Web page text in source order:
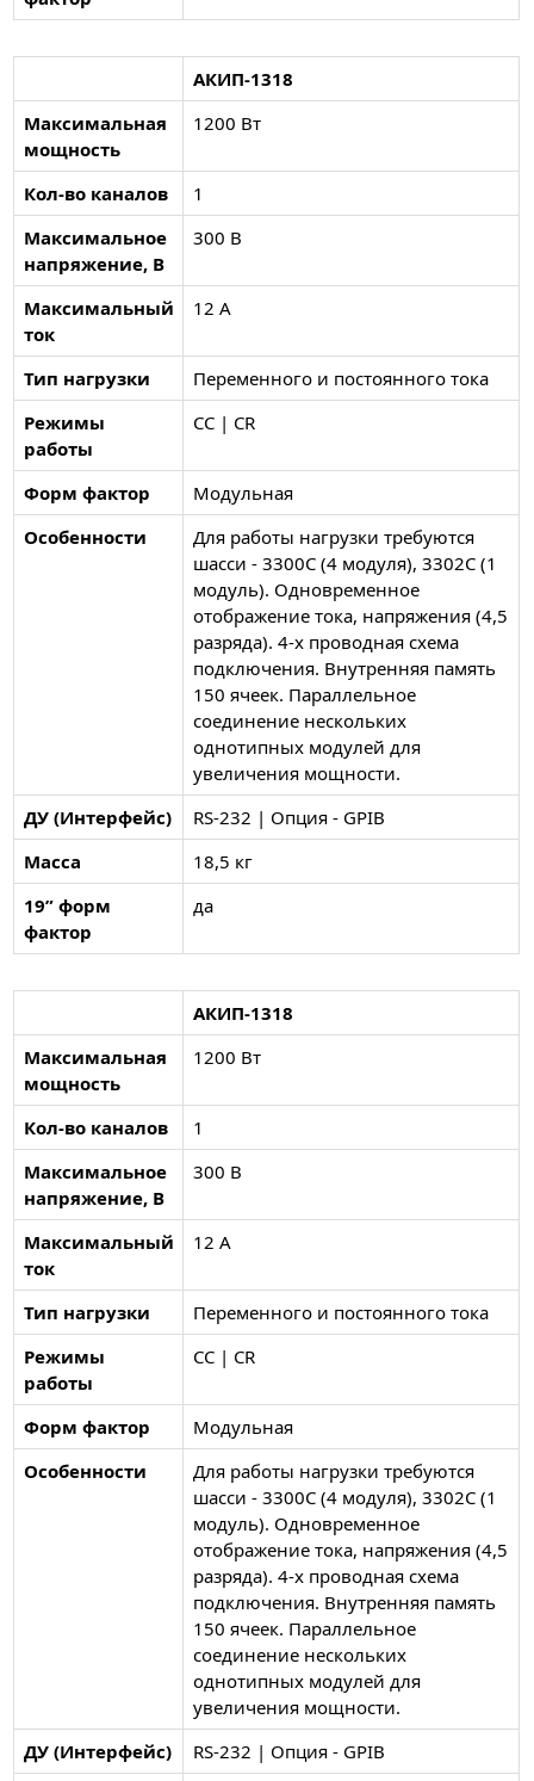
АКИП-1318
Максимальная
мощность
1200 Вт
Кол-во каналов
1
Максимальное
напряжение, В
300 В
Максимальный
ток
12 А
Тип нагрузки
Переменного и постоянного тока
Режимы
работы
CC | CR
Форм фактор
Модульная
Особенности
Для работы нагрузки требуются
шасси - 3300C (4 модуля), 3302C (1
модуль). Одновременное
отображение тока, напряжения (4,5
разряда). 4-х проводная схема
подключения. Внутренняя память
150 ячеек. Параллельное
соединение нескольких
однотипных модулей для
увеличения мощности.
ДУ (Интерфейс)
RS-232 | Опция - GPIB
Масса
18,5 кг
19” форм
фактор
да
АКИП-1318
Максимальная
мощность
1200 Вт
Кол-во каналов
1
Максимальное
напряжение, В
300 В
Максимальный
ток
12 А
Тип нагрузки
Переменного и постоянного тока
Режимы
работы
CC | CR
Форм фактор
Модульная
Особенности
Для работы нагрузки требуются
шасси - 3300C (4 модуля), 3302C (1
модуль). Одновременное
отображение тока, напряжения (4,5
разряда). 4-х проводная схема
подключения. Внутренняя память
150 ячеек. Параллельное
соединение нескольких
однотипных модулей для
увеличения мощности.
ДУ (Интерфейс)
RS-232 | Опция - GPIB